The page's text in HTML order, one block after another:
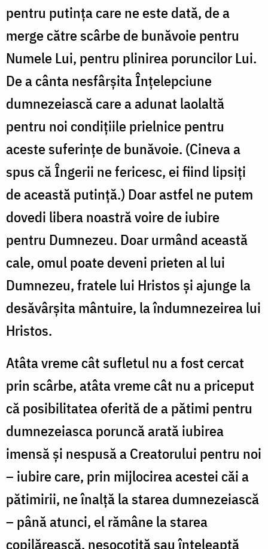
pentru putinţa care ne este dată, de a
merge către scârbe de bunăvoie pentru
Numele Lui, pentru plinirea poruncilor Lui.
De a cânta nesfârşita Înţelepciune
dumnezeiască care a adunat laolaltă
pentru noi condiţiile prielnice pentru
aceste suferinţe de bunăvoie. (Cineva a
spus că Îngerii ne fericesc, ei fiind lipsiţi
de această putinţă.) Doar astfel ne putem
dovedi libera noastră voire de iubire
pentru Dumnezeu. Doar urmând această
cale, omul poate deveni prieten al lui
Dumnezeu, fratele lui Hristos şi ajunge la
desăvârşita mântuire, la îndumnezeirea lui
Hristos.
Atâta vreme cât sufletul nu a fost cercat
prin scârbe, atâta vreme cât nu a priceput
că posibilitatea oferită de a pătimi pentru
dumnezeiasca poruncă arată iubirea
imensă şi nespusă a Creatorului pentru noi
– iubire care, prin mijlocirea acestei căi a
pătimirii, ne înalţă la starea dumnezeiască
– până atunci, el rămâne la starea
copilărească, nesocotită sau înţeleaptă